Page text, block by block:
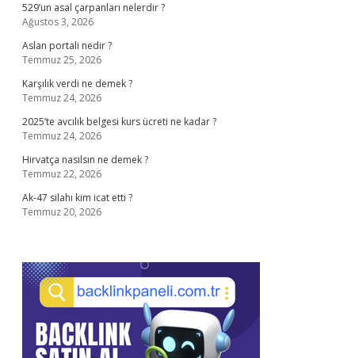
529’un asal çarpanları nelerdir ?
Ağustos 3, 2026
Aslan portali nedir ?
Temmuz 25, 2026
Karşılık verdi ne demek ?
Temmuz 24, 2026
2025’te avcılık belgesi kurs ücreti ne kadar ?
Temmuz 24, 2026
Hirvatça nasılsın ne demek ?
Temmuz 22, 2026
Ak-47 silahı kim icat etti ?
Temmuz 20, 2026